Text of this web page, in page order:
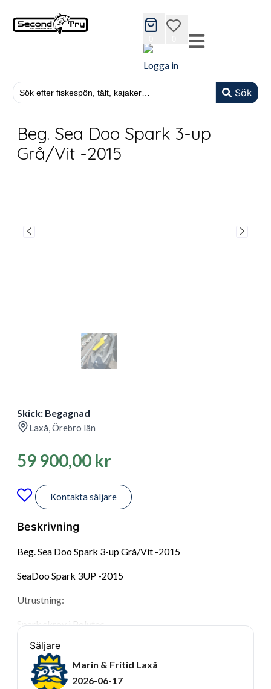
Sök
wishlist
Logga in
Beg. Sea Doo Spark 3-up
Grå/Vit -2015
Skick: Begagnad
Laxå, Örebro län
59 900,00 kr
Kontakta säljare
Beskrivning
Beg. Sea Doo Spark 3-up Grå/Vit -2015
SeaDoo Spark 3UP -2015
Utrustning:
Spark skrov i Polytec
IBR Intelligent broms och backsystem
D.E.S.S nycklar inkl. säkerhetslina
Säljare
Marin & Fritid Laxå
2026-06-17